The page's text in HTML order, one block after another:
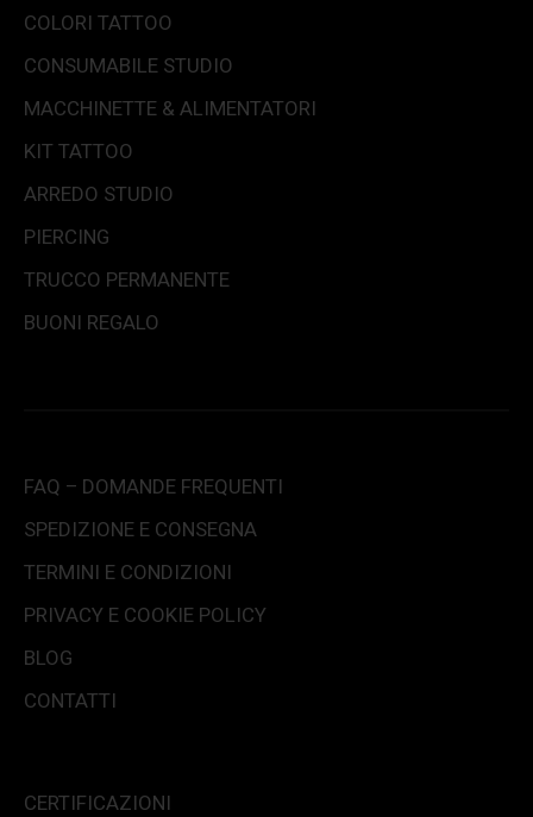
COLORI TATTOO
CONSUMABILE STUDIO
MACCHINETTE & ALIMENTATORI
KIT TATTOO
ARREDO STUDIO
PIERCING
TRUCCO PERMANENTE
BUONI REGALO
FAQ – DOMANDE FREQUENTI
SPEDIZIONE E CONSEGNA
TERMINI E CONDIZIONI
PRIVACY E COOKIE POLICY
BLOG
CONTATTI
CERTIFICAZIONI